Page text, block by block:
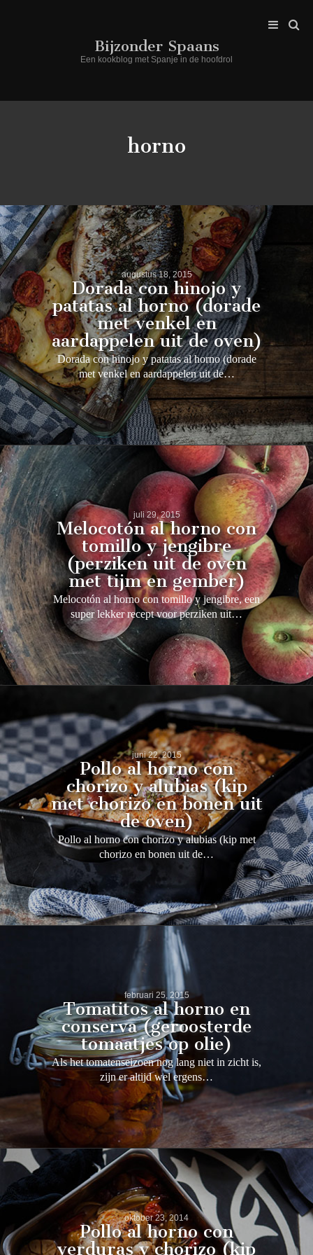
Bijzonder Spaans
Een kookblog met Spanje in de hoofdrol
horno
augustus 18, 2015
Dorada con hinojo y
patatas al horno (dorade
met venkel en
aardappelen uit de oven)
Dorada con hinojo y patatas al horno (dorade
met venkel en aardappelen uit de…
juli 29, 2015
Melocotón al horno con
tomillo y jengibre
(perziken uit de oven
met tijm en gember)
Melocotón al horno con tomillo y jengibre, een
super lekker recept voor perziken uit…
juni 22, 2015
Pollo al horno con
chorizo y alubias (kip
met chorizo en bonen uit
de oven)
Pollo al horno con chorizo y alubias (kip met
chorizo en bonen uit de…
februari 25, 2015
Tomatitos al horno en
conserva (geroosterde
tomaatjes op olie)
Als het tomatenseizoen nog lang niet in zicht is,
zijn er altijd wel ergens…
oktober 23, 2014
Pollo al horno con
verduras y chorizo (kip